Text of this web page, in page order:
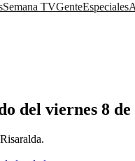
Semana TVGenteEspeciales
del viernes 8 de